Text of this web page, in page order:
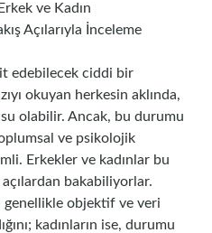
ve Kadın
Açılarıyla İnceleme
edebilecek ciddi bir
okuyan herkesin aklında,
olabilir. Ancak, bu durumu
ve psikolojik
Erkekler ve kadınlar bu
bakabiliyorlar.
genellikle objektif ve veri
kadınların ise, durumu